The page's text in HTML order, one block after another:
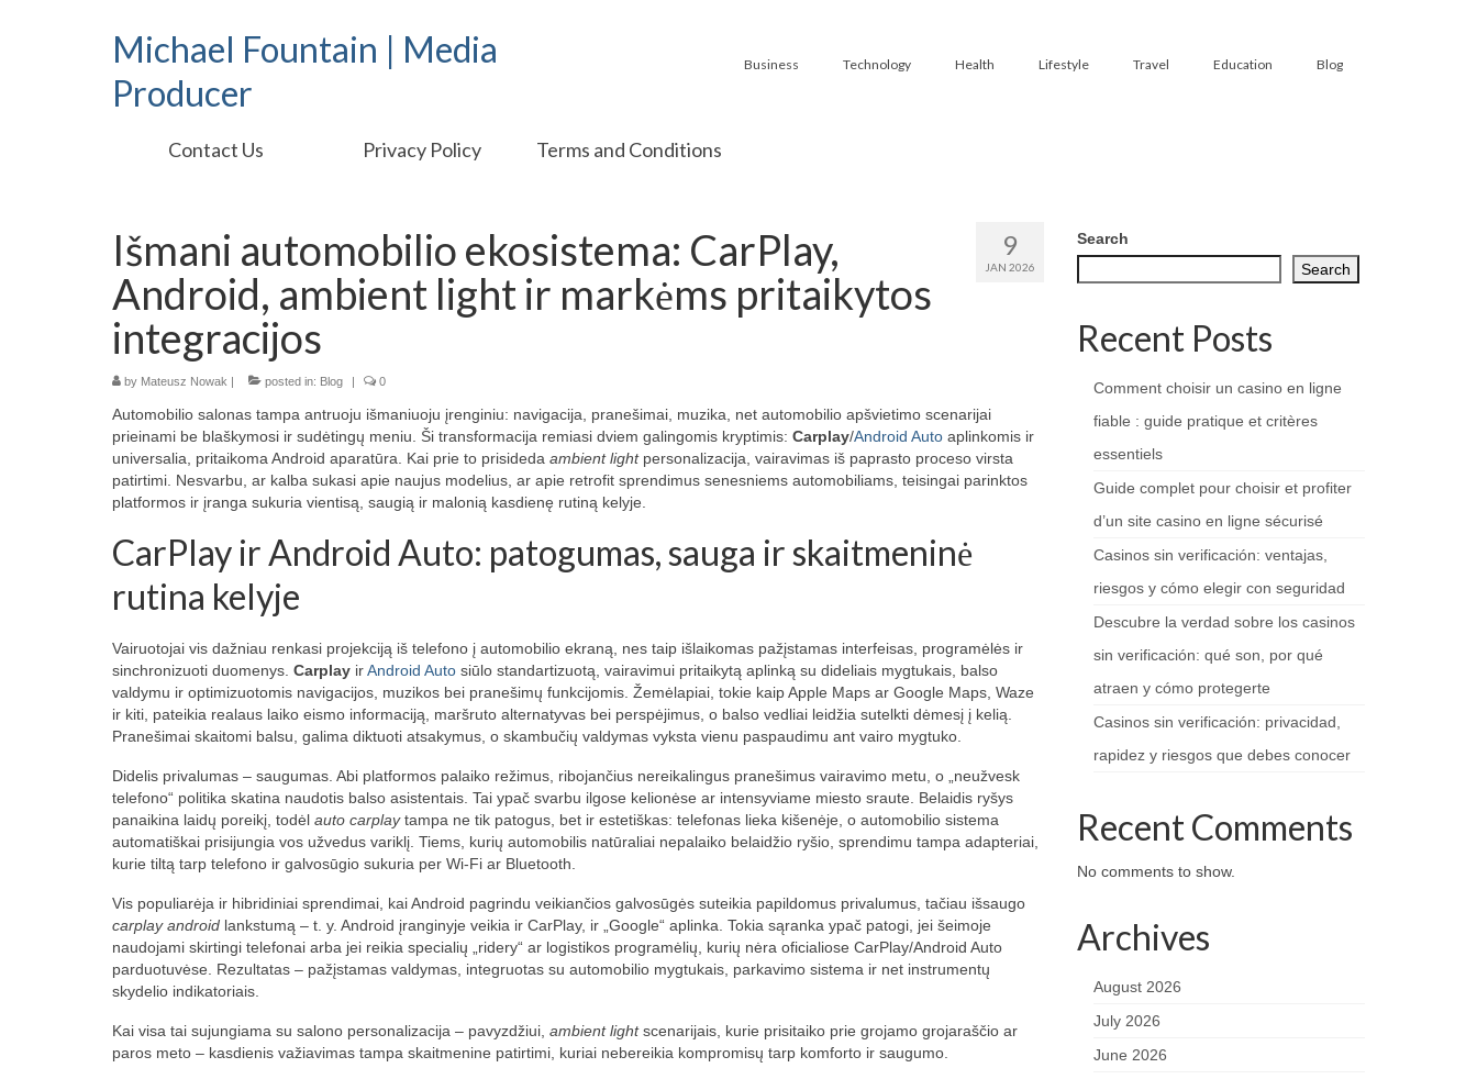
Michael Fountain | Media
Producer
Business Technology Health Lifestyle Travel Education Blog
Contact Us Privacy Policy Terms and Conditions
9
JAN 2026
Išmani automobilio ekosistema: CarPlay,
Android, ambient light ir markėms pritaikytos
integracijos
by Mateusz Nowak | posted in: Blog | 0
Automobilio salonas tampa antruoju išmaniuoju įrenginiu: navigacija, pranešimai, muzika, net automobilio apšvietimo scenarijai
prieinami be blaškymosi ir sudėtingų meniu. Ši transformacija remiasi dviem galingomis kryptimis: Carplay/Android Auto aplinkomis ir
universalia, pritaikoma Android aparatūra. Kai prie to prisideda ambient lightpersonalizacija, vairavimas iš paprasto proceso virsta
patirtimi. Nesvarbu, ar kalba sukasi apie naujus modelius, ar apie retrofit sprendimus senesniems automobiliams, teisingai parinktos
platformos ir įranga sukuria vientisą, saugią ir malonią kasdienę rutiną kelyje.
CarPlay ir Android Auto: patogumas, sauga ir skaitmeninė
rutina kelyje
Vairuotojai vis dažniau renkasi projekciją iš telefono į automobilio ekraną, nes taip išlaikomas pažįstamas interfeisas, programėlės ir
sinchronizuoti duomenys. Carplay irAndroid Auto siūlo standartizuotą, vairavimui pritaikytą aplinką su dideliais mygtukais, balso
valdymu ir optimizuotomis navigacijos, muzikos bei pranešimų funkcijomis. Žemėlapiai, tokie kaip Apple Maps ar Google Maps, Waze
ir kiti, pateikia realaus laiko eismo informaciją, maršruto alternatyvas bei perspėjimus, o balso vedliai leidžia sutelkti dėmesį į kelią.
Pranešimai skaitomi balsu, galima diktuoti atsakymus, o skambučių valdymas vyksta vienu paspaudimu ant vairo mygtuko.
Didelis privalumas – saugumas. Abi platformos palaiko režimus, ribojančius nereikalingus pranešimus vairavimo metu, o „neužvesk
telefono“ politika skatina naudotis balso asistentais. Tai ypač svarbu ilgose kelionėse ar intensyviame miesto sraute. Belaidis ryšys
panaikina laidų poreikį, todėl auto carplaytampa ne tik patogus, bet ir estetiškas: telefonas lieka kišenėje, o automobilio sistema
automatiškai prisijungia vos užvedus variklį. Tiems, kurių automobilis natūraliai nepalaiko belaidžio ryšio, sprendimu tampa adapteriai,
kurie tiltą tarp telefono ir galvosūgio sukuria per Wi‑Fi ar Bluetooth.
Vis populiarėja ir hibridiniai sprendimai, kai Android pagrindu veikiančios galvosūgės suteikia papildomus privalumus, tačiau išsaugo
carplay android lankstumą – t. y. Android įranginyje veikia ir CarPlay, ir „Google“ aplinka. Tokia sąranka ypač patogi, jei šeimoje
naudojami skirtingi telefonai arba jei reikia specialių „ridery“ ar logistikos programėlių, kurių nėra oficialiose CarPlay/Android Auto
parduotuvėse. Rezultatas – pažįstamas valdymas, integruotas su automobilio mygtukais, parkavimo sistema ir net instrumentų
skydelio indikatoriais.
Kai visa tai sujungiama su salono personalizacija – pavyzdžiui, ambient lightscenarijais, kurie prisitaiko prie grojamo grojaraščio ar
paros meto – kasdienis važiavimas tampa skaitmenine patirtimi, kuriai nebereikia kompromisų tarp komforto ir saugumo.
Search
Search
Recent Posts
Comment choisir un casino en ligne
fiable : guide pratique et critères
essentiels
Guide complet pour choisir et profiter
d’un site casino en ligne sécurisé
Casinos sin verificación: ventajas,
riesgos y cómo elegir con seguridad
Descubre la verdad sobre los casinos
sin verificación: qué son, por qué
atraen y cómo protegerte
Casinos sin verificación: privacidad,
rapidez y riesgos que debes conocer
Recent Comments
No comments to show.
Archives
August 2026
July 2026
June 2026